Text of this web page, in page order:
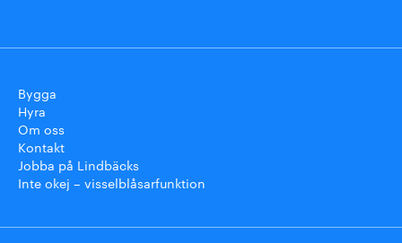
Bygga
Hyra
Om oss
Kontakt
Jobba på Lindbäcks
Inte okej – visselblåsarfunktion